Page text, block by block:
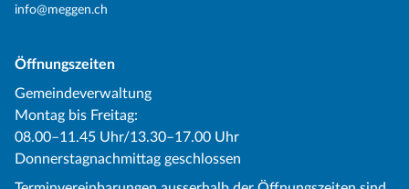
info@meggen.ch
Öffnungszeiten
Gemeindeverwaltung
Montag bis Freitag:
08.00–11.45 Uhr/13.30–17.00 Uhr
Donnerstagnachmittag geschlossen